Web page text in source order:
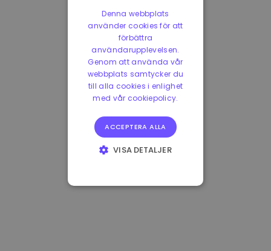
Denna webbplats
använder cookies för att
förbättra
användarupplevelsen.
Genom att använda vår
webbplats samtycker du
till alla cookies i enlighet
med vår cookiepolicy.
ACCEPTERA ALLA
VISA DETALJER